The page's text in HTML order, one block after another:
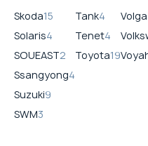
Skoda15
Solaris4
SOUEAST2
Ssangyong4
Suzuki9
SWM3
Tank4
Tenet4
Toyota19
Volga